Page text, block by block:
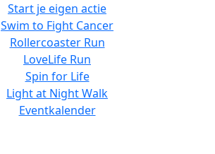
Start je eigen actie
Swim to Fight Cancer
Rollercoaster Run
LoveLife Run
Spin for Life
Light at Night Walk
Eventkalender